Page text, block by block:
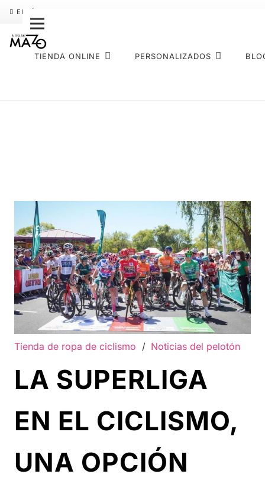
ENVÍO GRATIS
TIENDA ONLINE PERSONALIZADOS
Tienda de ropa de ciclismo / Noticias del pelotón
LA SUPERLIGA
EN EL CICLISMO,
UNA OPCIÓN